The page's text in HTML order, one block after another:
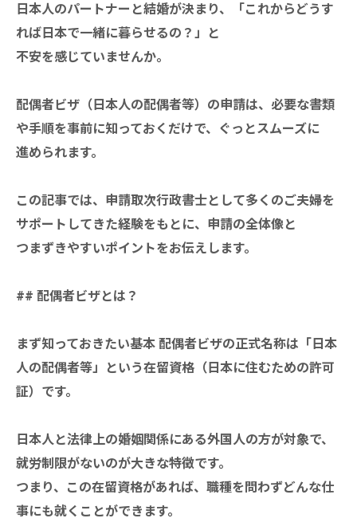
日本人のパートナーと結婚が決まり、「これからどうす
れば日本で一緒に暮らせるの？」と
不安を感じていませんか。
配偶者ビザ（日本人の配偶者等）の申請は、必要な書類
や手順を事前に知っておくだけで、ぐっとスムーズに
進められます。
この記事では、申請取次行政書士として多くのご夫婦を
サポートしてきた経験をもとに、申請の全体像と
つまずきやすいポイントをお伝えします。
## 配偶者ビザとは？
まず知っておきたい基本 配偶者ビザの正式名称は「日本
人の配偶者等」という在留資格（日本に住むための許可
証）です。
日本人と法律上の婚姻関係にある外国人の方が対象で、
就労制限がないのが大きな特徴です。
つまり、この在留資格があれば、職種を問わずどんな仕
事にも就くことができます。